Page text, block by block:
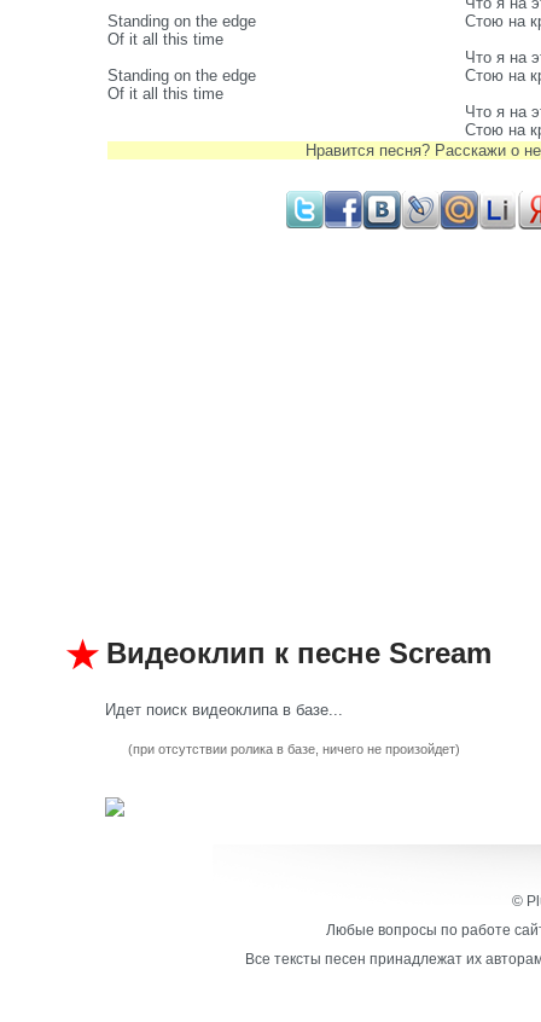
Standing on the edge
Of it all this time
Standing on the edge
Of it all this time
Стою на
Что я на
Стою на
Что я на
Стою на
Нравится песня? Расскажи о
Видеоклип к песне Scream
Идет поиск видеоклипа в базе...
(при отсутствии ролика в базе, ничего не произойдет)
©
Любые вопросы по работе
Все тексты песен принадлежат их